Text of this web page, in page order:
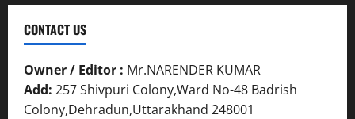
CONTACT US
Owner / Editor : Mr.NARENDER KUMAR
Add: 257 Shivpuri Colony,Ward No-48 Badrish
Colony,Dehradun,Uttarakhand 248001